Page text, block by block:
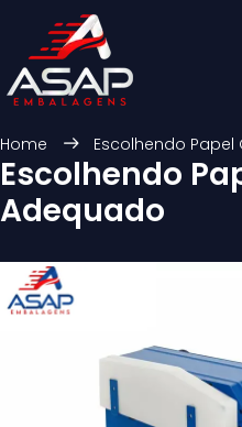
Home Escolhendo
Escolhendo
Adequado